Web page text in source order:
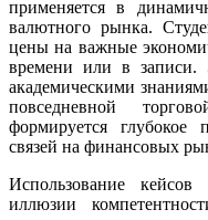
применяется в
валютного рынка.
цены на важные
времени или в записи.
академическими
повседневной
формируется глубокое
связей на финансовых
Использование
иллюзии